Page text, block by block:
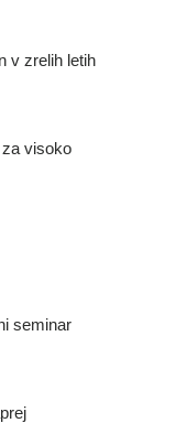
v zrelih letih
visoko
seminar